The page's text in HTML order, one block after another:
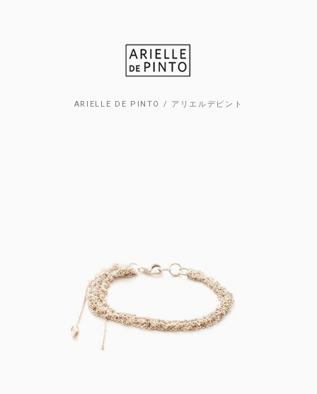
ARIELLE DE PINTO / アリエルデピント